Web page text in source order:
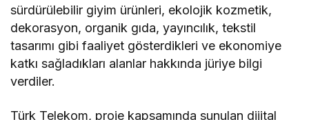
sürdürülebilir giyim ürünleri, ekolojik kozmetik,
dekorasyon, organik gıda, yayıncılık, tekstil
tasarımı gibi faaliyet gösterdikleri ve ekonomiye
katkı sağladıkları alanlar hakkında jüriye bilgi
verdiler.
Türk Telekom, proje kapsamında sunulan dijital